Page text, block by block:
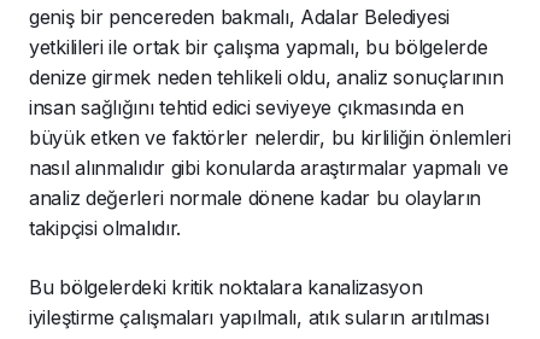
geniş bir pencereden bakmalı, Adalar Belediyesi
yetkilileri ile ortak bir çalışma yapmalı, bu bölgelerde
denize girmek neden tehlikeli oldu, analiz sonuçlarının
insan sağlığını tehtid edici seviyeye çıkmasında en
büyük etken ve faktörler nelerdir, bu kirliliğin önlemleri
nasıl alınmalıdır gibi konularda araştırmalar yapmalı ve
analiz değerleri normale dönene kadar bu olayların
takipçisi olmalıdır.
Bu bölgelerdeki kritik noktalara kanalizasyon
iyileştirme çalışmaları yapılmalı, atık suların arıtılması